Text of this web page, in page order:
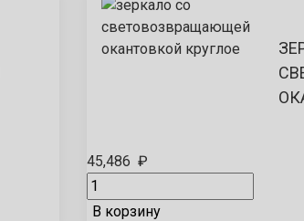
45,486 ₽
В корзину